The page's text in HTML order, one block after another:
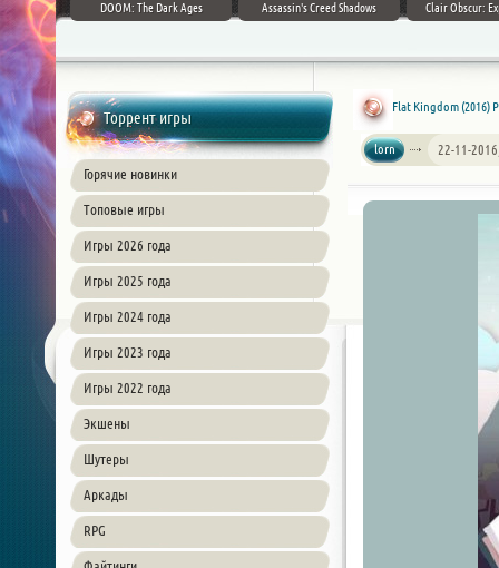
DOOM: The Dark Ages Assassin's Creed Shadows Clair Obscur:
Торрент игры
Горячие новинки
Топовые игры
Игры 2026 года
Игры 2025 года
Игры 2024 года
Игры 2023 года
Игры 2022 года
Экшены
Шутеры
Аркады
RPG
Flat Kingdom (2016)
lorn 22-11-